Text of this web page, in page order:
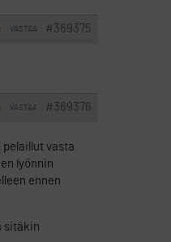
#369375
VASTAA
#369376
VASTAA
vasta
lyönnin
ennen
sitäkin